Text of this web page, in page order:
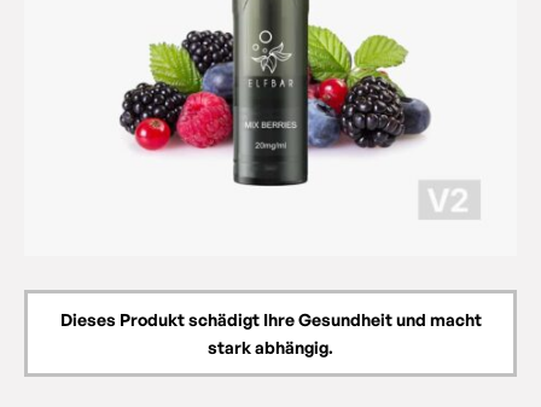
Dieses Produkt schädigt Ihre Gesundheit und macht
stark abhängig.